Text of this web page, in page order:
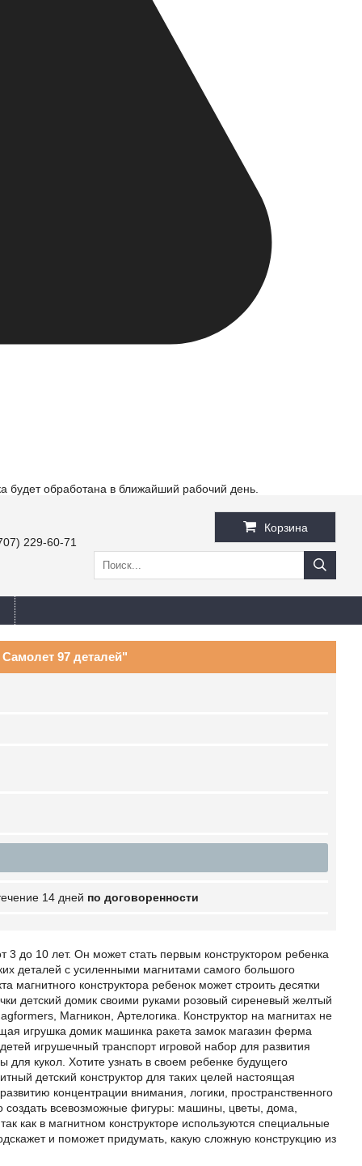
будет обработана в ближайший рабочий день.
229-60-71
Корзина
97 деталей"
14 дней по договоренности
3 до 10 лет. Он может стать первым конструктором ребенка
деталей с усиленными магнитами самого большого
магнитного конструктора ребенок может строить десятки
детский домик своими руками розовый сиреневый желтый
Магникон, Артелогика. Конструктор на магнитах не
игрушка домик машинка ракета замок магазин ферма
игрушечный транспорт игровой набор для развития
кукол. Хотите узнать в своем ребенке будущего
детский конструктор для таких целей настоящая
концентрации внимания, логики, пространственного
создать всевозможные фигуры: машины, цветы, дома,
как в магнитном конструкторе используются специальные
и поможет придумать, какую сложную конструкцию из